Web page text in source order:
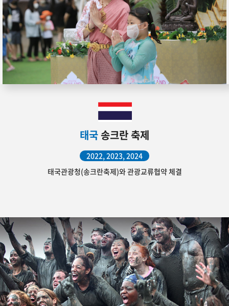
태국송크란 축제
2022, 2023, 2024
태국관광청(송크란축제)와 관광교류협약 체결